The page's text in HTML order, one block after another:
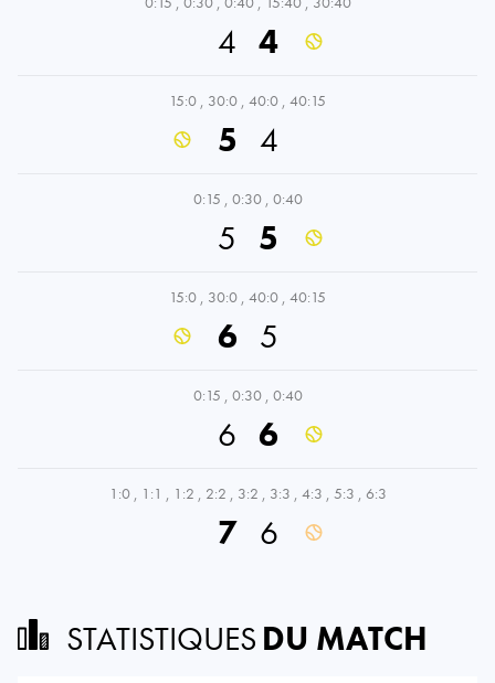
4 4
15:0 , 30:0 , 40:0 , 40:15
5 4
0:15 , 0:30 , 0:40
5 5
15:0 , 30:0 , 40:0 , 40:15
6 5
0:15 , 0:30 , 0:40
6 6
1:0 , 1:1 , 1:2 , 2:2 , 3:2 , 3:3 , 4:3 , 5:3 , 6:3
7 6
STATISTIQUES DU MATCH